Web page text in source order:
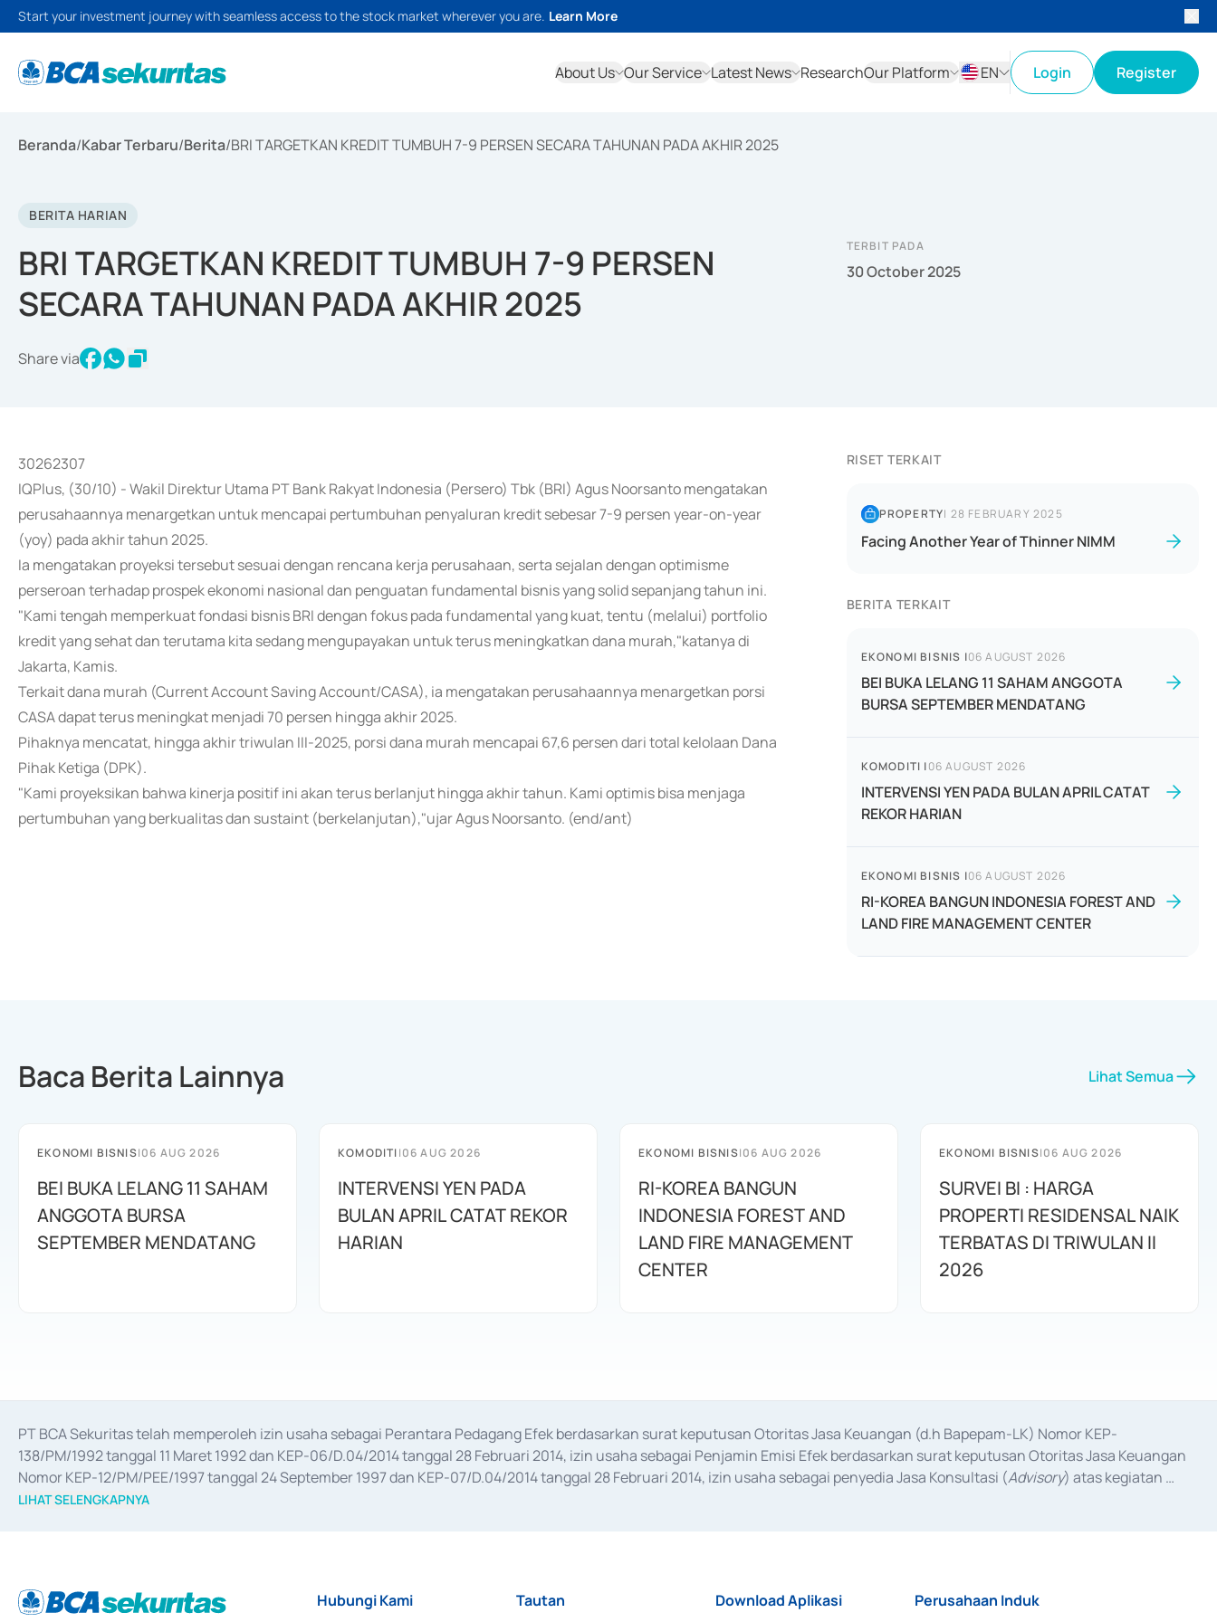
Start your investment journey with seamless access to the stock market wherever you are. Learn More
About Us Our Service Latest News ResearchOur Platform
EN
Login Register
Beranda/Kabar Terbaru/Berita/BRI TARGETKAN KREDIT TUMBUH 7-9 PERSEN SECARA TAHUNAN PADA AKHIR 2025
BERITA HARIAN
BRI TARGETKAN KREDIT TUMBUH 7-9 PERSEN
SECARA TAHUNAN PADA AKHIR 2025
Share via
TERBIT PADA
30 October 2025
30262307
IQPlus, (30/10) - Wakil Direktur Utama PT Bank Rakyat Indonesia (Persero) Tbk (BRI) Agus Noorsanto mengatakan
perusahaannya menargetkan untuk mencapai pertumbuhan penyaluran kredit sebesar 7-9 persen year-on-year
(yoy) pada akhir tahun 2025.
Ia mengatakan proyeksi tersebut sesuai dengan rencana kerja perusahaan, serta sejalan dengan optimisme
perseroan terhadap prospek ekonomi nasional dan penguatan fundamental bisnis yang solid sepanjang tahun ini.
"Kami tengah memperkuat fondasi bisnis BRI dengan fokus pada fundamental yang kuat, tentu (melalui) portfolio
kredit yang sehat dan terutama kita sedang mengupayakan untuk terus meningkatkan dana murah,"katanya di
Jakarta, Kamis.
Terkait dana murah (Current Account Saving Account/CASA), ia mengatakan perusahaannya menargetkan porsi
CASA dapat terus meningkat menjadi 70 persen hingga akhir 2025.
Pihaknya mencatat, hingga akhir triwulan III-2025, porsi dana murah mencapai 67,6 persen dari total kelolaan Dana
Pihak Ketiga (DPK).
"Kami proyeksikan bahwa kinerja positif ini akan terus berlanjut hingga akhir tahun. Kami optimis bisa menjaga
pertumbuhan yang berkualitas dan sustaint (berkelanjutan),"ujar Agus Noorsanto. (end/ant)
RISET TERKAIT
PROPERTY| 28 FEBRUARY 2025
Facing Another Year of Thinner NIMM
BERITA TERKAIT
EKONOMI BISNIS |06 AUGUST 2026
BEI BUKA LELANG 11 SAHAM ANGGOTA
BURSA SEPTEMBER MENDATANG
KOMODITI |06 AUGUST 2026
INTERVENSI YEN PADA BULAN APRIL CATAT
REKOR HARIAN
EKONOMI BISNIS |06 AUGUST 2026
RI-KOREA BANGUN INDONESIA FOREST AND
LAND FIRE MANAGEMENT CENTER
Baca Berita Lainnya Lihat Semua
EKONOMI BISNIS|06 AUG 2026
BEI BUKA LELANG 11 SAHAM
ANGGOTA BURSA
SEPTEMBER MENDATANG
KOMODITI|06 AUG 2026
INTERVENSI YEN PADA
BULAN APRIL CATAT REKOR
HARIAN
EKONOMI BISNIS|06 AUG 2026
RI-KOREA BANGUN
INDONESIA FOREST AND
LAND FIRE MANAGEMENT
CENTER
EKONOMI BISNIS|06 AUG 2026
SURVEI BI : HARGA
PROPERTI RESIDENSAL NAIK
TERBATAS DI TRIWULAN II
2026
PT BCA Sekuritas telah memperoleh izin usaha sebagai Perantara Pedagang Efek berdasarkan surat keputusan Otoritas Jasa Keuangan (d.h Bapepam-LK) Nomor KEP-
138/PM/1992 tanggal 11 Maret 1992 dan KEP-06/D.04/2014 tanggal 28 Februari 2014, izin usaha sebagai Penjamin Emisi Efek berdasarkan surat keputusan Otoritas Jasa Keuangan
Nomor KEP-12/PM/PEE/1997 tanggal 24 September 1997 dan KEP-07/D.04/2014 tanggal 28 Februari 2014, izin usaha sebagai penyedia Jasa Konsultasi (Advisory) atas kegiatan
merger, akuisisi, divestasi, dan
LIHAT SELENGKAPNYA
Hubungi Kami Tautan Download Aplikasi Perusahaan Induk